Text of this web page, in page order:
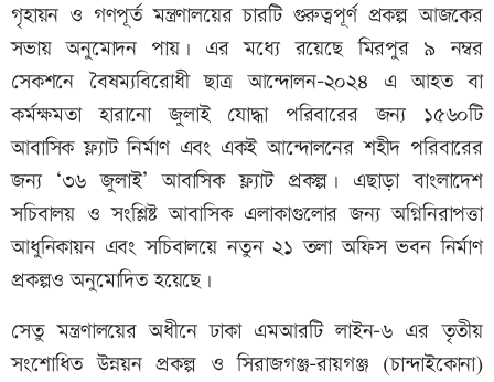
গৃহায়ন ও গণপূর্ত মন্ত্রণালয়ের চারটি গুরুত্বপূর্ণ প্রকল্প আজকের
সভায় অনুমোদন পায়। এর মধ্যে রয়েছে মিরপুর ৯ নম্বর
সেকশনে বৈষম্যবিরোধী ছাত্র আন্দোলন–২০২৪ এ আহত বা
কর্মক্ষমতা হারানো জুলাই যোদ্ধা পরিবারের জন্য ১৫৬০টি
আবাসিক ফ্ল্যাট নির্মাণ এবং একই আন্দোলনের শহীদ পরিবারের
জন্য ‘৩৬ জুলাই’ আবাসিক ফ্ল্যাট প্রকল্প। এছাড়া বাংলাদেশ
সচিবালয় ও সংশ্লিষ্ট আবাসিক এলাকাগুলোর জন্য অগ্নিনিরাপত্তা
আধুনিকায়ন এবং সচিবালয়ে নতুন ২১ তলা অফিস ভবন নির্মাণ
প্রকল্পও অনুমোদিত হয়েছে।
সেতু মন্ত্রণালয়ের অধীনে ঢাকা এমআরটি লাইন–৬ এর তৃতীয়
সংশোধিত উন্নয়ন প্রকল্প ও সিরাজগঞ্জ–রায়গঞ্জ (চান্দাইকোনা)